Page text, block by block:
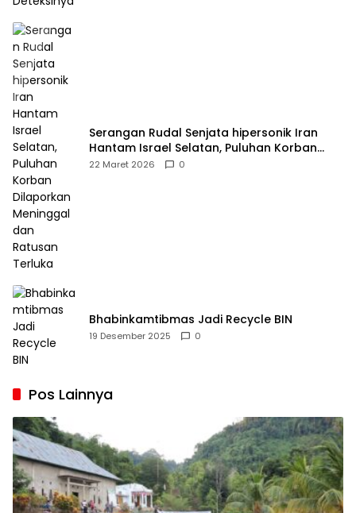
Serangan Rudal Senjata hipersonik Iran
Hantam Israel Selatan, Puluhan Korban
Dilaporkan Meninggal dan Ratusan Terluka
22 Maret 2026 0
Bhabinkamtibmas Jadi Recycle BIN
19 Desember 2025 0
Pos Lainnya